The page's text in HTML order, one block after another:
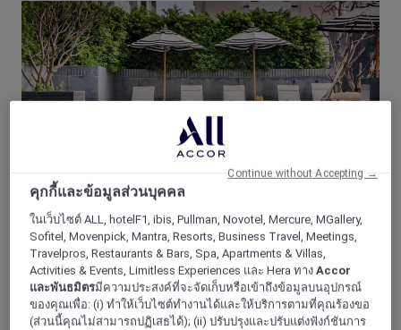
THAILAND
โรงแรมเมอเวนพิค สุขุมวิท 15 กรุงเทพฯ
คุกกี้และข้อมูลส่วนบุคคล
ในเว็บไซต์ ALL, hotelF1, ibis, Pullman, Novotel, Mercure, MGallery,
Sofitel, Movenpick, Mantra, Resorts, Business Travel, Meetings,
Travelpros, Restaurants & Bars, Spa, Apartments & Villas,
Activities & Events, Limitless Experiences และ Hera ทางAccor
และพันธมิตรมีความประสงค์ที่จะจัดเก็บหรือเข้าถึงข้อมูลบนอุปกรณ์
ของคุณเพื่อ: (i) ทำให้เว็บไซต์ทำงานได้และให้บริการตามที่คุณร้องขอ
(ส่วนนี้คุณไม่สามารถปฏิเสธได้); (ii) ปรับปรุงและปรับแต่งฟังก์ชันการ
Continue without Accepting →